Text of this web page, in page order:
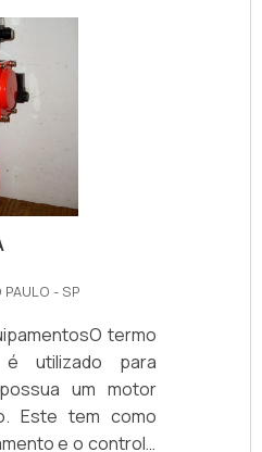
tais como:
em
d'água ou em
em aço
- SP
termo
é utilizado para
um motor
Este tem como
e o controle